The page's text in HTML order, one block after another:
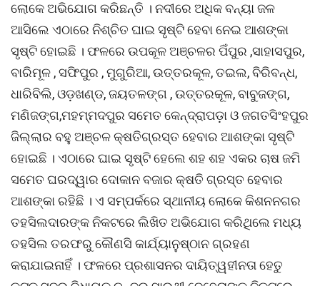
ଲୋକେ ଅଭିଯୋଗ କରିଛନ୍ତି । ନଦୀରେ ଅଧିକ ବନ୍ୟା ଜଳ
ଆସିଲେ ଏଠାରେ ନିଶ୍ଚିତ ଘାଇ ସୃଷ୍ଟି ହେବା ନେଇ ଆଶଙ୍କା
ସୃଷ୍ଟି ହୋଇଛି । ଫଳରେ ଉପକୂଳ ଅଞ୍ଚଳର ପିଁପୁର ,ସାହାସପୁର,
ବାରିମୂଳ , ସଫିପୁର , ମୁଗୁରିଆ, ଉତ୍ତରକୂଳ, ତଇଲ, ବିରିବନ୍ଧ,
ଧାରିବିଲି, ଓଡ଼ଖଣ୍ଡ, ଜୟତଳଙ୍ଗ , ଉତ୍ତରକୂଳ, ବାବୁଜଙ୍ଗ,
ମଣିଜଙ୍ଗ,ମହମ୍ମଦପୁର ସମେତ କେନ୍ଦ୍ରାପଡ଼ା ଓ ଜଗତସିଂହପୁର
ଜିଲ୍ଲାର ବହୁ ଅଞ୍ଚଳ କ୍ଷତିଗ୍ରସ୍ତ ହେବାର ଆଶଙ୍କା ସୃଷ୍ଟି
ହୋଇଛି । ଏଠାରେ ଘାଇ ସୃଷ୍ଟି ହେଲେ ଶହ ଶହ ଏକର ଚାଷ ଜମି
ସମେତ ଘରଦ୍ୱାର ଦୋକାନ ବଜାର କ୍ଷତି ଗ୍ରସ୍ତ ହେବାର
ଆଶଙ୍କା ରହିଛି । ଏ ସମ୍ପର୍କରେ ସ୍ଥାନୀୟ ଲୋକେ କିଶନନଗର
ତହସିଲଦାରଙ୍କ ନିକଟରେ ଲିଖିତ ଅଭିଯୋଗ କରିଥିଲେ ମଧ୍ୟ
ତହସିଲ ତରଫରୁ କୌଣସି କାର୍ଯ୍ୟାନୁଷ୍ଠାନ ଗ୍ରହଣ
କରାଯାଇନାହିଁ । ଫଳରେ ପ୍ରଶାସନର ଦାୟିତ୍ୱହୀନତା ହେତୁ